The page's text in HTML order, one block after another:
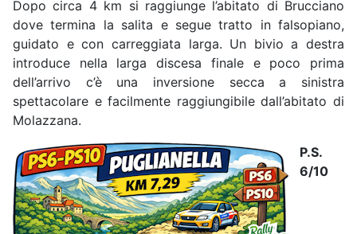
Dopo circa 4 km si raggiunge l’abitato di Brucciano
dove termina la salita e segue tratto in falsopiano,
guidato e con carreggiata larga. Un bivio a destra
introduce nella larga discesa finale e poco prima
dell’arrivo c’è una inversione secca a sinistra
spettacolare e facilmente raggiungibile dall’abitato di
Molazzana.
P.S.
6/10